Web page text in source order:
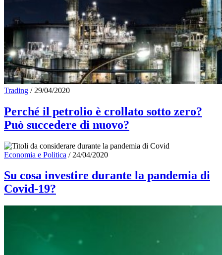
Trading / 29/04/2020
Perché il petrolio è crollato sotto zero?
Può succedere di nuovo?
Economia e Politica / 24/04/2020
Su cosa investire durante la pandemia di
Covid-19?